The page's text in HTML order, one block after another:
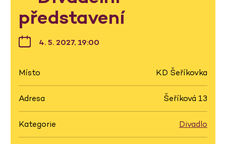
představení
4. 5. 2027, 19:00
Místo KD Šeříkovka
Adresa Šeříková 13
Kategorie Divadlo